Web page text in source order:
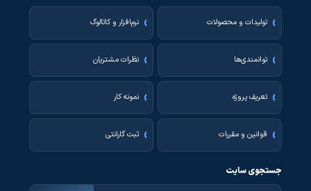
تولیدات و محصولات نرم‌افزار و کاتالوگ
توانمندی‌ها نظرات مشتریان
تعریف پروژه نمونه کار
قوانین و مقررات ثبت گارانتی
جستجوی سایت